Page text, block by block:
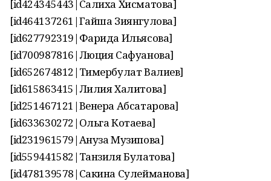
[id424345443|Салиха Хисматова]
[id464137261|Гайша Зиянгулова]
[id627792319|Фарида Ильясова]
[id700987816|Люция Сафуанова]
[id652674812|Тимербулат Валиев]
[id615863415|Лилия Халитова]
[id251467121|Венера Абсатарова]
[id633630272|Ольга Котаева]
[id231961579|Ануза Музипова]
[id559441582|Танзиля Булатова]
[id478139578|Сакина Сулейманова]